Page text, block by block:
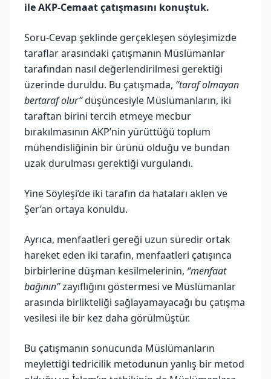
ile AKP-Cemaat çatışmasını konuştuk.
Soru-Cevap şeklinde gerçekleşen söyleşimizde
taraflar arasındaki çatışmanın Müslümanlar
tarafından nasıl değerlendirilmesi gerektiği
üzerinde duruldu. Bu çatışmada, “taraf olmayan
bertaraf olur”düşüncesiyle Müslümanların, iki
taraftan birini tercih etmeye mecbur
bırakılmasının AKP’nin yürüttüğü toplum
mühendisliğinin bir ürünü olduğu ve bundan
uzak durulması gerektiği vurgulandı.
Yine Söyleşi’de iki tarafın da hataları aklen ve
Şer’an ortaya konuldu.
Ayrıca, menfaatleri gereği uzun süredir ortak
hareket eden iki tarafın, menfaatleri çatışınca
birbirlerine düşman kesilmelerinin, “menfaat
bağının”zayıflığını göstermesi ve Müslümanlar
arasında birlikteliği sağlayamayacağı bu çatışma
vesilesi ile bir kez daha görülmüştür.
Bu çatışmanın sonucunda Müslümanların
meylettiği tedricilik metodunun yanlış bir metod